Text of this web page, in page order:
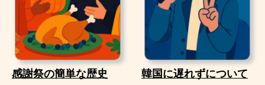
感謝祭の簡単な歴史
韓国に遅れずについて